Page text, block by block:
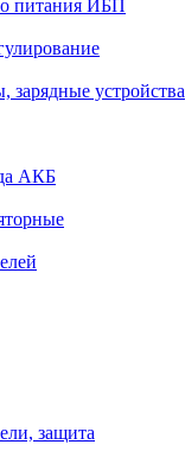
питания ИБП
зарядные устройства
АКБ
защита